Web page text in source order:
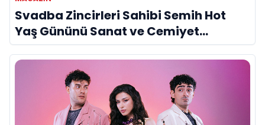
Svadba Zincirleri Sahibi Semih Hot
Yaş Gününü Sanat ve Cemiyet
Dünyasının Ünlü İsimleriyle Kutladı!